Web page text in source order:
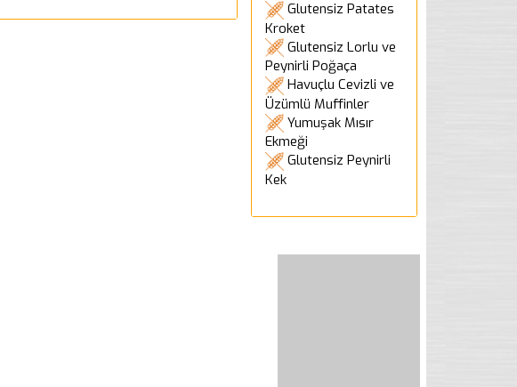
Glutensiz Patates
Kroket
Glutensiz Lorlu ve
Peynirli Poğaça
Havuçlu Cevizli ve
Üzümlü Muffinler
Yumuşak Mısır
Ekmeği
Glutensiz Peynirli
Kek